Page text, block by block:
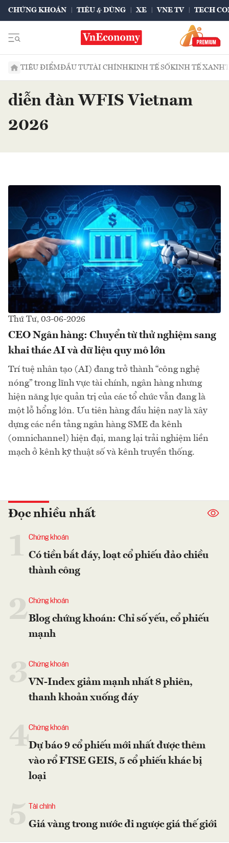
CHỨNG KHOÁN TIÊU & DÙNG XE VNE TV TECH
TIÊU ĐIỂMĐẦU TƯTÀI CHÍNHKINH TẾ SỐKINH TẾ XANH
diễn đàn WFIS Vietnam
2026
Thứ Tư, 03-06-2026
CEO Ngân hàng: Chuyển từ thử nghiệm sang
khai thác AI và dữ liệu quy mô lớn
Trí tuệ nhân tạo (AI) đang trở thành “công nghệ
nóng” trong lĩnh vực tài chính, ngân hàng nhưng
hiện năng lực quản trị của các tổ chức vẫn đang là
một lỗ hổng lớn. Ưu tiên hàng đầu hiện nay là xây
dựng các nền tảng ngân hàng SME đa kênh
(omnichannel) hiện đại, mang lại trải nghiệm liền
mạch ở kênh kỹ thuật số và kênh truyền thống.
Đọc nhiều nhất
Chứng khoán
Có tiền bắt đáy, loạt cổ phiếu đảo chiều
thành công
2Chứng khoán
Blog chứng khoán: Chỉ số yếu, cổ phiếu
mạnh
Chứng khoán
VN-Index giảm mạnh nhất 8 phiên,
thanh khoản xuống đáy
4Chứng khoán
Dự báo 9 cổ phiếu mới nhất được thêm
vào rổ FTSE GEIS, 5 cổ phiếu khác bị
loại
Tài chính
Giá vàng trong nước đi ngược giá thế giới